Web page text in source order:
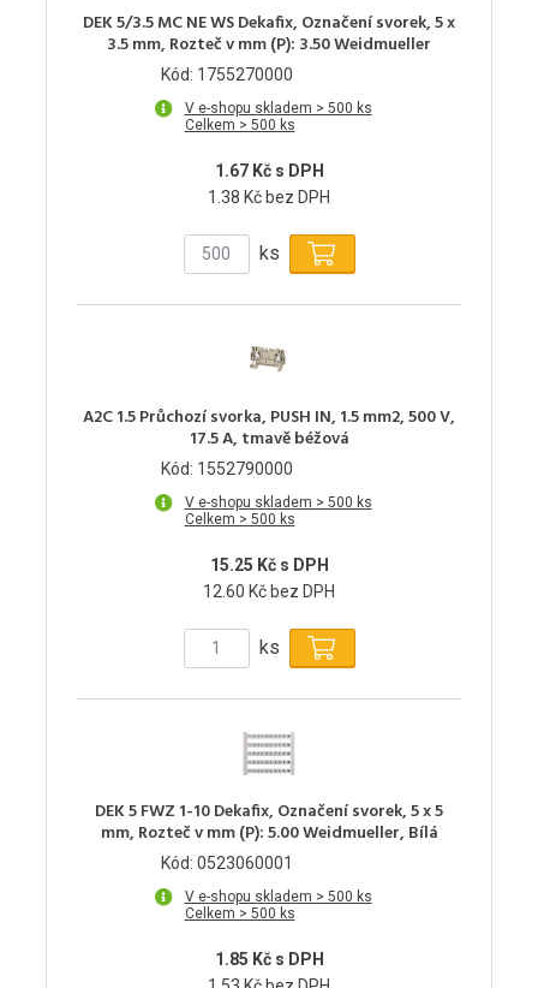
DEK 5/3.5 MC NE WS Dekafix, Označení svorek, 5 x
3.5 mm, Rozteč v mm (P): 3.50 Weidmueller
Kód: 1755270000
V e-shopu skladem > 500 ks
Celkem > 500 ks
1.67 Kč s DPH
1.38 Kč bez DPH
ks
A2C 1.5 Průchozí svorka, PUSH IN, 1.5 mm2, 500 V,
17.5 A, tmavě béžová
Kód: 1552790000
V e-shopu skladem > 500 ks
Celkem > 500 ks
15.25 Kč s DPH
12.60 Kč bez DPH
ks
DEK 5 FWZ 1-10 Dekafix, Označení svorek, 5 x 5
mm, Rozteč v mm (P): 5.00 Weidmueller, Bílá
Kód: 0523060001
V e-shopu skladem > 500 ks
Celkem > 500 ks
1.85 Kč s DPH